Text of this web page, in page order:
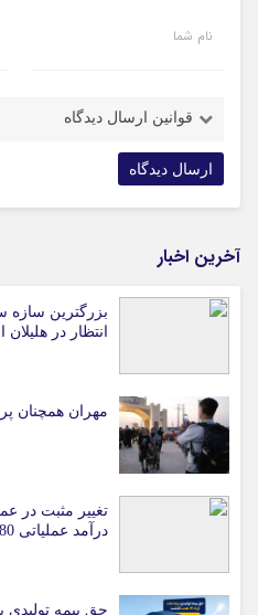
نام شما
قوانین ارسال دیدگاه
آخرین اخبار
انتظار در
مهران همچنان
تغییر مثبت در
درآمد عملیاتی 80 درصد رشد کرد
حق بیمه